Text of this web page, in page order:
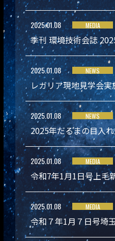
2025.01.08 MEDIA
季刊 環境技術会誌
2025.01.08 NEWS
レガリア現地見学会実
2025.01.08 NEWS
2025年だるまの目入
2025.01.08 MEDIA
令和7年1月1日号上毛
2025.01.08 MEDIA
令和７年1月７日号埼